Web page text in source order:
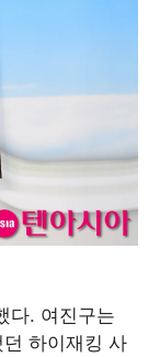
다. 여진구는
하이재킹 사